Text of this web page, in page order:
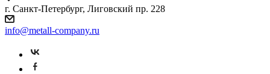
г. Санкт-Петербург, Лиговский пр. 228
info@metall-company.ru